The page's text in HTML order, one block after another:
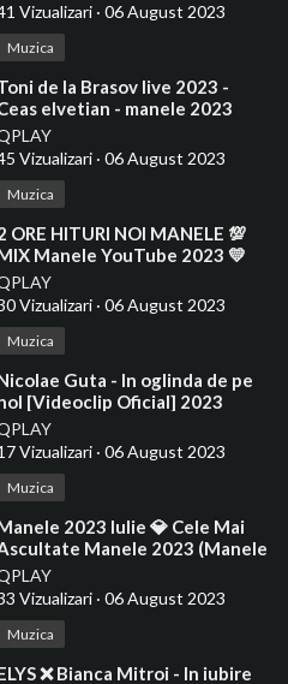
Vizualizari · 06 August 2023
Muzica
de la Brasov live 2023 -
elvetian - manele 2023
Vizualizari · 06 August 2023
Muzica
ORE HITURI NOI MANELE 💯
Manele YouTube 2023 💛
Cele Mai Ascultate Melodii
Vizualizari · 06 August 2023
Muzica
Guta - In oglinda de pe
[Videoclip Oficial] 2023
Vizualizari · 06 August 2023
Muzica
2023 Iulie 💎 Cele Mai
Manele 2023 (Manele
2023)
Vizualizari · 06 August 2023
Muzica
❌ Bianca Mitroi - In iubire